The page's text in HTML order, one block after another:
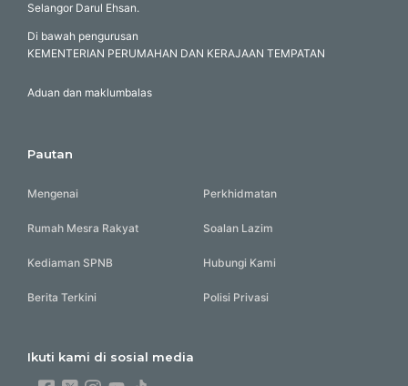
Selangor Darul Ehsan.
Di bawah pengurusan
KEMENTERIAN PERUMAHAN DAN KERAJAAN TEMPATAN
Aduan dan maklumbalas
Pautan
Mengenai Perkhidmatan
Rumah Mesra Rakyat Soalan Lazim
Kediaman SPNB Hubungi Kami
Berita Terkini Polisi Privasi
Ikuti kami di sosial media